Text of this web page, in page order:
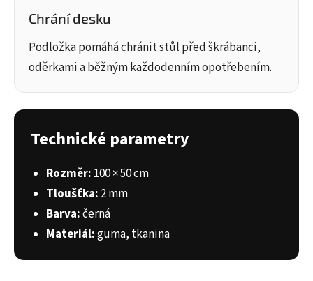
Chrání desku
Podložka pomáhá chránit stůl před škrábanci,
oděrkami a běžným každodenním opotřebením.
Technické parametry
Rozměr: 100 × 50 cm
Tloušťka: 2 mm
Barva:černá
Materiál:guma, tkanina